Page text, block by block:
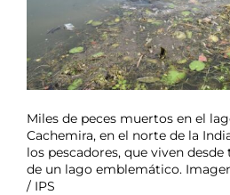
Miles de peces muertos en el
Cachemira, en el norte de la
los pescadores, que viven
de un lago emblemático.
/ IPS